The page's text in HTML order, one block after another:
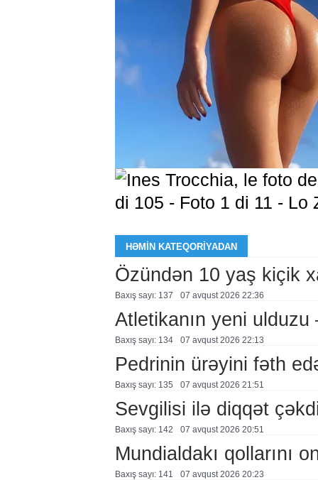
HƏMIN KATEQORIYADAN
Özündən 10 yaş kiçik
Baxış sayı: 137 07 avqust 2026 22:36
Atletikanın yeni ulduzu
Baxış sayı: 134 07 avqust 2026 22:13
Pedrinin ürəyini fəth
Baxış sayı: 135 07 avqust 2026 21:51
Sevgilisi ilə diqqət
Baxış sayı: 142 07 avqust 2026 20:51
Mundialdakı qollarını
Baxış sayı: 141 07 avqust 2026 20:23